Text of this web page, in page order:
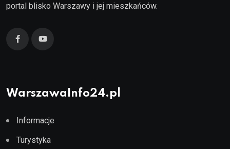
portal blisko Warszawy i jej mieszkańców.
WarszawaInfo24.pl
Informacje
Turystyka